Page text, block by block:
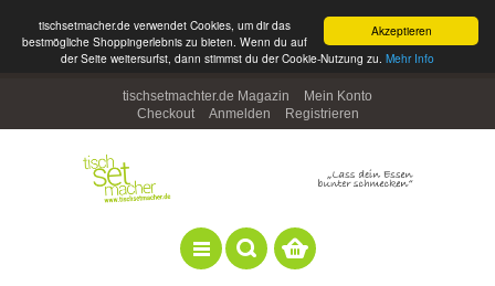
Akzeptieren
tischsetmacher.de verwendet Cookies, um dir das
bestmögliche Shoppingerlebnis zu bieten. Wenn du auf
der Seite weitersurfst, dann stimmst du der Cookie-Nutzung zu. Mehr Info
tischsetmachter.de Magazin
Mein Konto
Checkout
Anmelden Registrieren